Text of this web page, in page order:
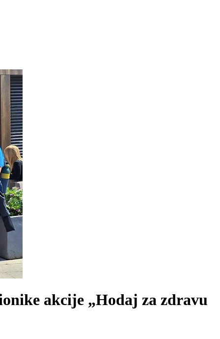
akcije „Hodaj za zdravu